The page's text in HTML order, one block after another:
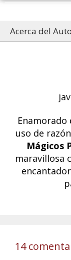
Acerca del
Enamorado
uso de
Mágicos
maravillosa
14